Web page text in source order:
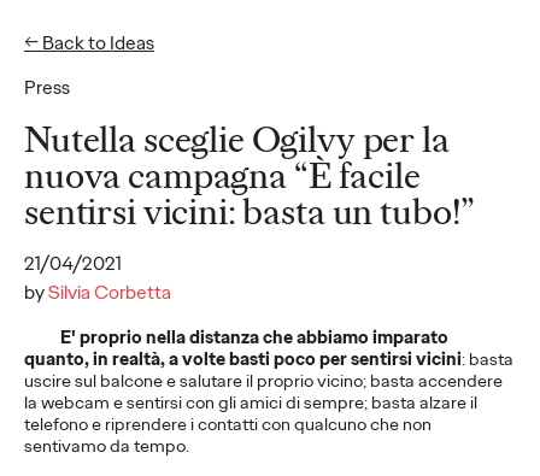
Press
← Back to Ideas
Nutella sceglie Ogilvy per la
nuova campagna “È facile
sentirsi vicini: basta un tubo!”
21/04/2021
bySilvia Corbetta
E' proprio nella distanza che abbiamo imparato
quanto, in realtà, a volte basti poco per sentirsi vicini: basta
uscire sul balcone e salutare il proprio vicino; basta accendere
la webcam e sentirsi con gli amici di sempre; basta alzare il
telefono e riprendere i contatti con qualcuno che non
sentivamo da tempo.
Ideas
READ
Nothing Changes,
Everything Changes: a
Behavioral Perspective
on the Metaverse